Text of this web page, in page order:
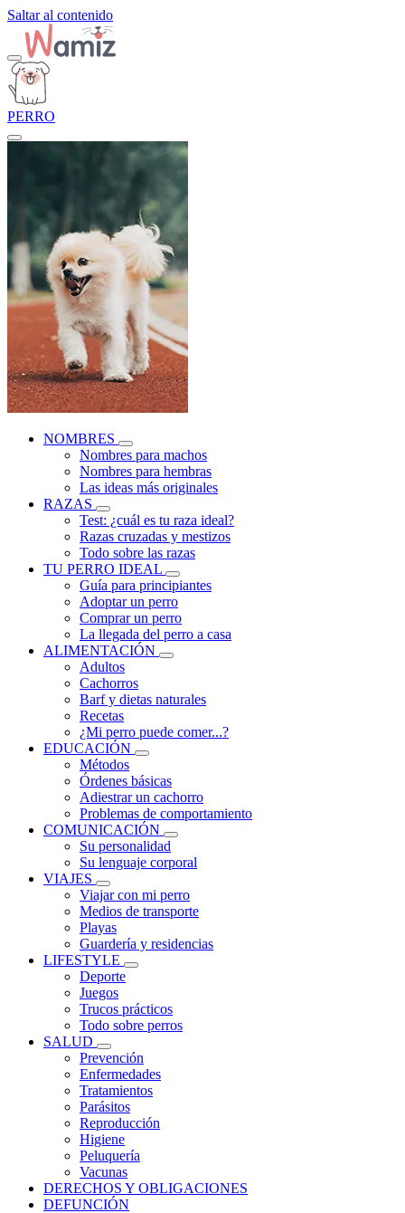
Saltar al contenido
PERRO
NOMBRES
Nombres para machos
Nombres para hembras
Las ideas más originales
RAZAS
Test: ¿cuál es tu raza ideal?
Razas cruzadas y mestizos
Todo sobre las razas
TU PERRO IDEAL
Guía para principiantes
Adoptar un perro
Comprar un perro
La llegada del perro a casa
ALIMENTACIÓN
Adultos
Cachorros
Barf y dietas naturales
Recetas
¿Mi perro puede comer...?
EDUCACIÓN
Métodos
Órdenes básicas
Adiestrar un cachorro
Problemas de comportamiento
COMUNICACIÓN
Su personalidad
Su lenguaje corporal
VIAJES
Viajar con mi perro
Medios de transporte
Playas
Guardería y residencias
LIFESTYLE
Deporte
Juegos
Trucos prácticos
Todo sobre perros
SALUD
Prevención
Enfermedades
Tratamientos
Parásitos
Reproducción
Higiene
Peluquería
Vacunas
DERECHOS Y OBLIGACIONES
DEFUNCIÓN